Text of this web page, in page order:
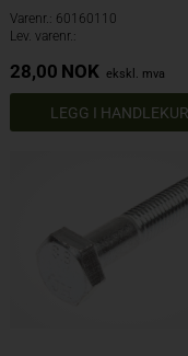
Varenr.: 60160110
Lev. varenr.:
28,00 NOK ekskl. mva